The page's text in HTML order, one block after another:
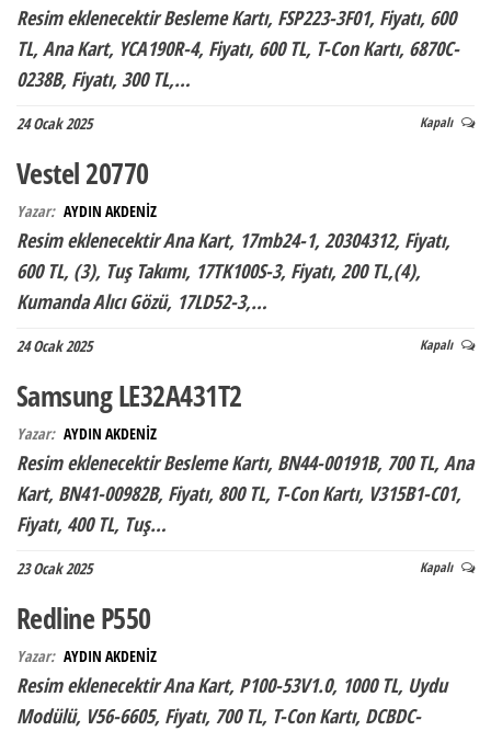
Resim eklenecektir Besleme Kartı, FSP223-3F01, Fiyatı, 600
TL, Ana Kart, YCA190R-4, Fiyatı, 600 TL, T-Con Kartı, 6870C-
0238B, Fiyatı, 300 TL,…
24 Ocak 2025 Kapalı
Vestel 20770
Yazar: AYDIN AKDENİZ
Resim eklenecektir Ana Kart, 17mb24-1, 20304312, Fiyatı,
600 TL, (3), Tuş Takımı, 17TK100S-3, Fiyatı, 200 TL,(4),
Kumanda Alıcı Gözü, 17LD52-3,…
24 Ocak 2025 Kapalı
Samsung LE32A431T2
Yazar: AYDIN AKDENİZ
Resim eklenecektir Besleme Kartı, BN44-00191B, 700 TL, Ana
Kart, BN41-00982B, Fiyatı, 800 TL, T-Con Kartı, V315B1-C01,
Fiyatı, 400 TL, Tuş…
23 Ocak 2025 Kapalı
Redline P550
Yazar: AYDIN AKDENİZ
Resim eklenecektir Ana Kart, P100-53V1.0, 1000 TL, Uydu
Modülü, V56-6605, Fiyatı, 700 TL, T-Con Kartı, DCBDC-